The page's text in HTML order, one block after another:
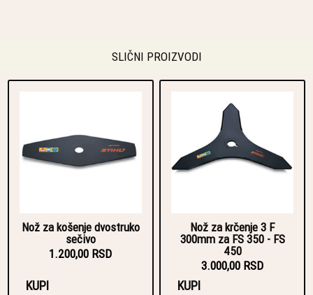
SLIČNI PROIZVODI
Nož za košenje dvostruko
sečivo
1.200,00 RSD
KUPI
Nož za krčenje 3 F
300mm za FS 350 - FS
450
3.000,00 RSD
KUPI